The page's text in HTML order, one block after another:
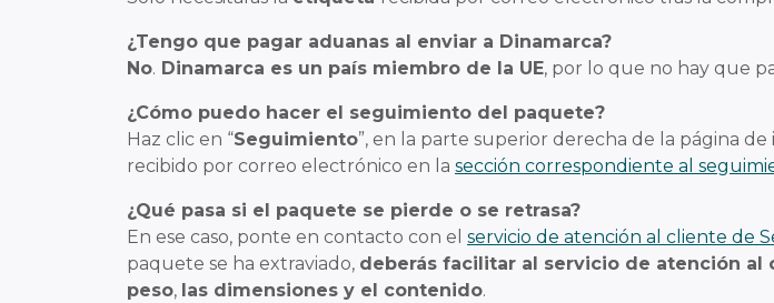
¿Tengo que pagar aduanas al enviar a Dinamarca?
No. Dinamarca es un país miembro de la UE, por lo que no hay que
¿Cómo puedo hacer el seguimiento del paquete?
Haz clic en “Seguimiento”, en la parte superior derecha de la página
recibido por correo electrónico en la sección correspondiente al
¿Qué pasa si el paquete se pierde o se retrasa?
En ese caso, ponte en contacto con el servicio de atención al cliente de
paquete se ha extraviado, deberás facilitar al servicio de atención
peso, las dimensiones y el contenido.